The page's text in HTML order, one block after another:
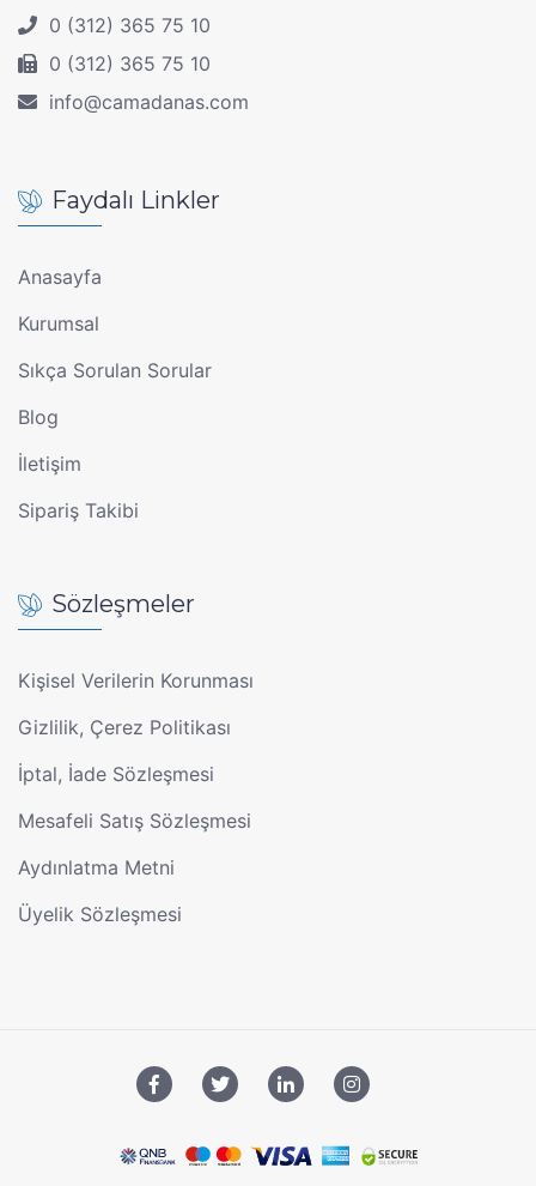
0 (312) 365 75 10
0 (312) 365 75 10
info@camadanas.com
Faydalı Linkler
Anasayfa
Kurumsal
Sıkça Sorulan Sorular
Blog
İletişim
Sipariş Takibi
Sözleşmeler
Kişisel Verilerin Korunması
Gizlilik, Çerez Politikası
İptal, İade Sözleşmesi
Mesafeli Satış Sözleşmesi
Aydınlatma Metni
Üyelik Sözleşmesi